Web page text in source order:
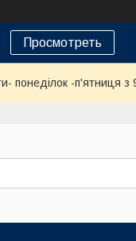
Просмотреть
понеділок -п'ятниця